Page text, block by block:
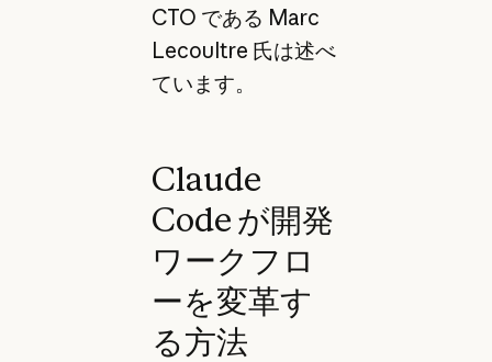
CTO である Marc
Lecoultre 氏は述べ
ています。
Claude
Code が開発
ワークフロ
ーを変革す
る方法